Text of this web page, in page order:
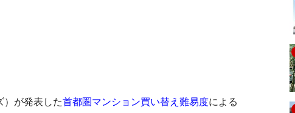
）が発表した首都圏マンション買い替え難易度による